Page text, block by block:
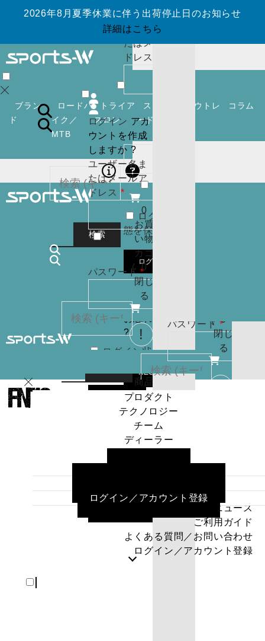
2026年8月夏季休業に伴う出荷停止日のお知らせ
詳細はこちら
ブラン
ド
ロードバ
イク／
MTB
トライア
スロン
スノーボ
ード
アウトレ
コラム
検索
しますか ?
ユーザー名ま
たはメールア
ドレス
パスワード
ログイン状
態を保存
ログイン
パスワードを
?
REGISTER
ログイン アカ
ウントを作成
しますか ?
ユーザー名ま
たはメールア
ドレス *必
須
パスワード*必
須
ログイン状
ログイン
パスワードを
0
お買
い物
カゴ
( 0
閉じ
る
カー
トに
商品
はあ
りま
せん
パスワード*必
須
ログイン
パスワードを
お忘れですか
?
( 0
)
閉じ
る
りま
せん
テクノロジー
チーム
ディーラー
ニュース
ご利用ガイド
よくある質問／お問い合わせ
ログイン／アカウント登録
プロダクト
テクノロジー
チーム
ディーラー
ログイン／アカウント登録